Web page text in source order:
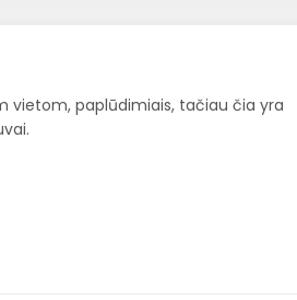
vietom, paplūdimiais, tačiau čia yra